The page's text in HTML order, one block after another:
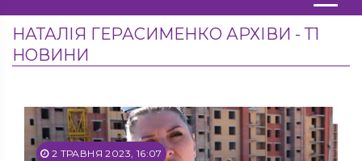
НАТАЛІЯ ГЕРАСИМЕНКО АРХІВИ - Т1
НОВИНИ
2 ТРАВНЯ 2023, 16:07